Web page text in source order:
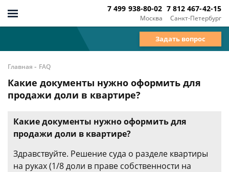
Москва
7 499 938-80-02
Санкт-Петербург
7 812 467-42-15
Задать вопрос
Главная - FAQ
Какие документы нужно оформить для
продажи доли в квартире?
Какие документы нужно оформить для
продажи доли в квартире?
Здравствуйте. Решение суда о разделе квартиры
на руках (1/8 доли в праве собственности на